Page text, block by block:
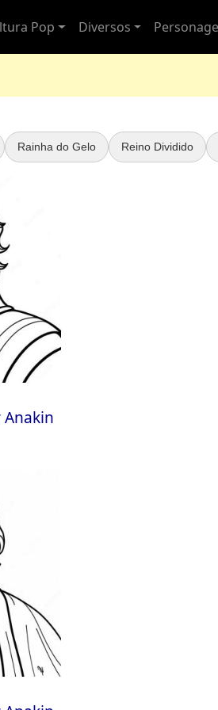
Pop Diversos
Rainha do Gelo Reino Dividido